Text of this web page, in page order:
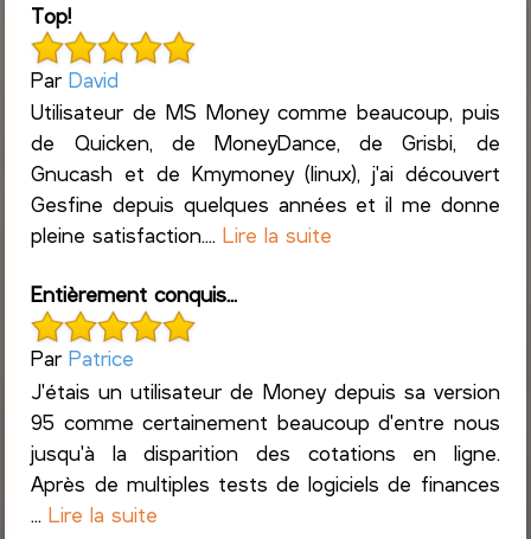
Top!
ParDavid
Utilisateur de MS Money comme beaucoup, puis
de Quicken, de MoneyDance, de Grisbi, de
Gnucash et de Kmymoney (linux), j'ai découvert
Gesfine depuis quelques années et il me donne
pleine satisfaction....Lire la suite
Entièrement conquis...
ParPatrice
J'étais un utilisateur de Money depuis sa version
95 comme certainement beaucoup d'entre nous
jusqu'à la disparition des cotations en ligne.
Après de multiples tests de logiciels de finances
...Lire la suite